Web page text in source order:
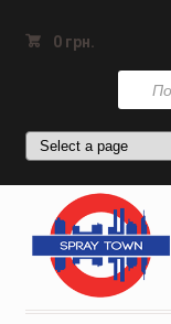
0 грн.
Поиск
товаров